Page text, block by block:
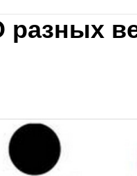
разных